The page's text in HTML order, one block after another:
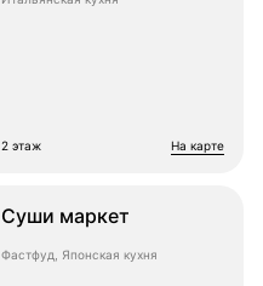
2 этаж на карте
Суши маркет
Фастфуд, Японская кухня